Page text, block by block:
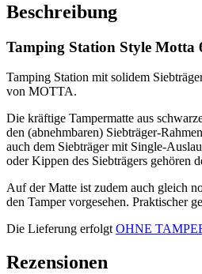
Beschreibung
Tamping Station Style Motta
Tamping Station mit solidem
von MOTTA.
Die kräftige Tampermatte aus
den (abnehmbaren) Siebträger-
auch dem Siebträger mit Single-
oder Kippen des Siebträgers gehören
Auf der Matte ist zudem auch gleich
den Tamper vorgesehen. Praktischer
Die Lieferung erfolgtOHNE
Rezensionen